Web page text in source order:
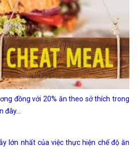
đồng với 20% ăn theo sở thích trong
đây.. .
lớn nhất của việc thực hiện chế độ ăn